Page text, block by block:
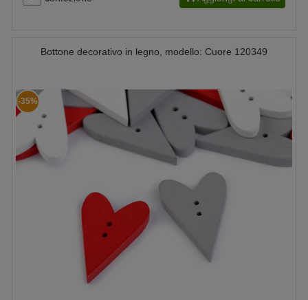
Bottone decorativo in legno, modello: Cuore 120349
-35%